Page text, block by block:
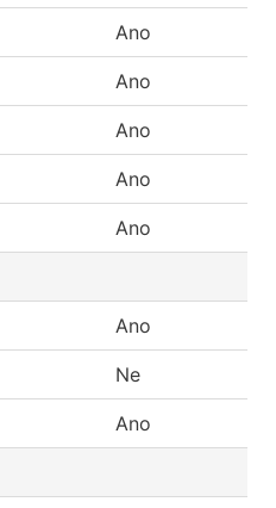
Ano
Ano
Ano
Ano
Ano
Ano
Ne
Ano